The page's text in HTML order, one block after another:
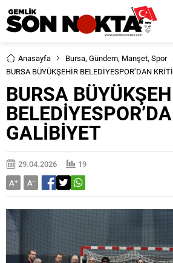
Anasayfa Bursa, Gündem, Manşet, Spor
BURSA BÜYÜKŞEHİR BELEDİYESPOR’DAN
BURSA
GALİBİYET
29.04.2026
19
A+ A-